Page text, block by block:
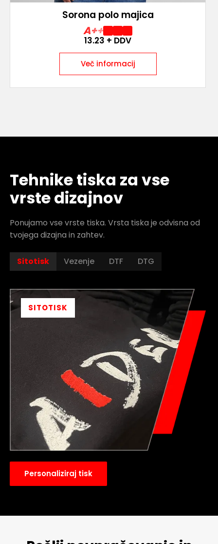
Sorona polo majica
A++
13.23 + DDV
Več informacij
Tehnike tiska za vse
vrste dizajnov
Ponujamo vse vrste tiska. Vrsta tiska je odvisna od
tvojega dizajna in zahtev.
Sitotisk Vezenje DTF DTG
SITOTISK
Personaliziraj tisk